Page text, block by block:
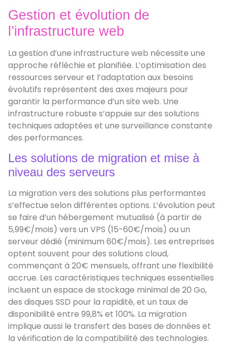
Gestion et évolution de
l’infrastructure web
La gestion d’une infrastructure web nécessite une
approche réfléchie et planifiée. L’optimisation des
ressources serveur et l’adaptation aux besoins
évolutifs représentent des axes majeurs pour
garantir la performance d’un site web. Une
infrastructure robuste s’appuie sur des solutions
techniques adaptées et une surveillance constante
des performances.
Les solutions de migration et mise à
niveau des serveurs
La migration vers des solutions plus performantes
s’effectue selon différentes options. L’évolution peut
se faire d’un hébergement mutualisé (à partir de
5,99€/mois) vers un VPS (15-60€/mois) ou un
serveur dédié (minimum 60€/mois). Les entreprises
optent souvent pour des solutions cloud,
commençant à 20€ mensuels, offrant une flexibilité
accrue. Les caractéristiques techniques essentielles
incluent un espace de stockage minimal de 20 Go,
des disques SSD pour la rapidité, et un taux de
disponibilité entre 99,8% et 100%. La migration
implique aussi le transfert des bases de données et
la vérification de la compatibilité des technologies.